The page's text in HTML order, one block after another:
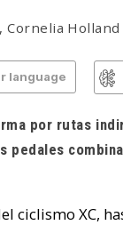
language
por rutas
pedales
ciclismo XC,